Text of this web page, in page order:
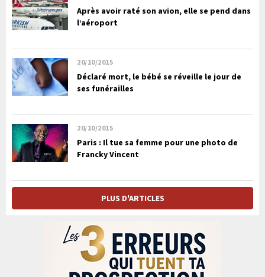
Après avoir raté son avion, elle se pend dans
l’aéroport
20/10/2015
Déclaré mort, le bébé se réveille le jour de
ses funérailles
20/10/2015
Paris : Il tue sa femme pour une photo de
Francky Vincent
PLUS D'ARTICLES